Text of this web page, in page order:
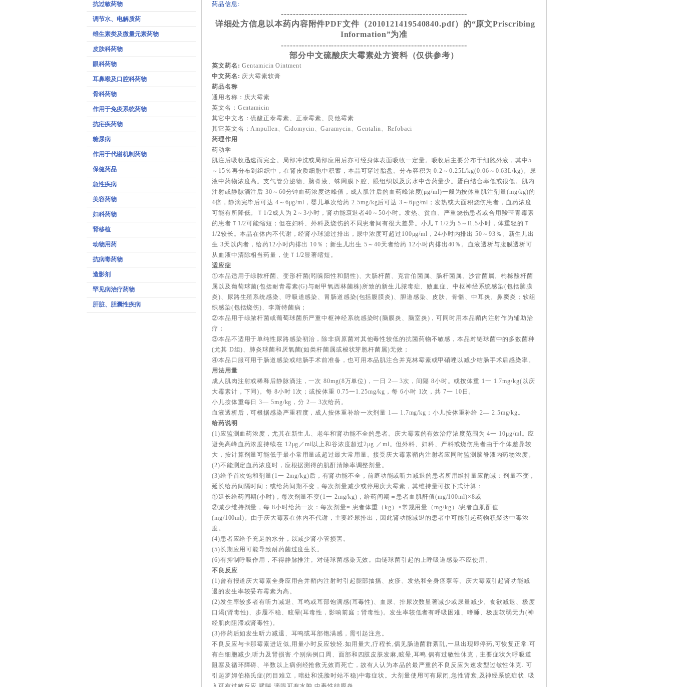
抗过敏药物
调节水、电解质药
维生素类及微量元素药物
皮肤科药物
眼科药物
耳鼻喉及口腔科药物
骨科药物
作用于免疫系统药物
抗疟疾药物
糖尿病
作用于代谢机制药物
保健药品
急性疾病
美容药物
妇科药物
肾移植
动物用药
抗病毒药物
造影剂
罕见病治疗药物
肝脏、胆囊性疾病
药品信息:
---------------------------------------------------------------
详细处方信息以本药内容附件PDF文件（2010121419540840.pdf）的“原文Priscribing
Information”为准
---------------------------------------------------------------
部分中文硫酸庆大霉素处方资料（仅供参考）
英文药名: Gentamicin Ointment
中文药名: 庆大霉素软膏
药品名称
通用名称：庆大霉素
英文名：Gentamicin
其它中文名：硫酸正泰霉素、正泰霉素、艮他霉素
其它英文名：Ampullen、Cidomycin、Garamycin、Gentalin、Refobaci
药理作用
药动学
肌注后吸收迅速而完全。局部冲洗或局部应用后亦可经身体表面吸收一定量。吸收后主要分布于细胞外液，其中5
～15％再分布到组织中，在肾皮质细胞中积蓄，本品可穿过胎盘。分布容积为 0.2～0.25L/kg(0.06～0.63L/kg)。尿
液中药物浓度高。支气管分泌物、脑脊液、蛛网膜下腔、眼组织以及房水中含药量少。蛋白结合率低或很低。肌内
注射或静脉滴注后 30～60分钟血药浓度达峰值，成人肌注后的血药峰浓度(μg/ml)一般为按体重肌注剂量(mg/kg)的
4倍，静滴完毕后可达 4～6μg/ml，婴儿单次给药 2.5mg/kg后可达 3～6μg/ml；发热或大面积烧伤患者，血药浓度
可能有所降低。Ｔ1/2成人为 2～3小时，肾功能衰退者40～50小时。发热、贫血、严重烧伤患者或合用羧苄青霉素
的患者Ｔ1/2可能缩短；但在妇科、外科及烧伤的不同患者间有很大差异。小儿Ｔ1/2为 5～l1.5小时，体重轻的Ｔ
1/2较长。本品在体内不代谢，经肾小球滤过排出，尿中浓度可超过100μg/ml，24小时内排出 50～93％。新生儿出
生 3天以内者，给药12小时内排出 10％；新生儿出生 5～40天者给药 12小时内排出40％。血液透析与腹膜透析可
从血液中清除相当药量，使Ｔ1/2显著缩短。
适应症
①本品适用于绿脓杆菌、变形杆菌(吲哚阳性和阴性)、大肠杆菌、克雷伯菌属、肠杆菌属、沙雷菌属、枸橼酸杆菌
属以及葡萄球菌(包括耐青霉素(G)与耐甲氧西林菌株)所致的新生儿脓毒症、败血症、中枢神经系统感染(包括脑膜
炎)、尿路生殖系统感染、呼吸道感染、胃肠道感染(包括腹膜炎)、胆道感染、皮肤、骨骼、中耳炎、鼻窦炎；软组
织感染(包括烧伤)、李斯特菌病；
②本品用于绿脓杆菌或葡萄球菌所严重中枢神经系统感染时(脑膜炎、脑室炎)，可同时用本品鞘内注射作为辅助治
疗；
③本品不适用于单纯性尿路感染初治，除非病原菌对其他毒性较低的抗菌药物不敏感，本品对链球菌中的多数菌种
(尤其 D组)、肺炎球菌和厌氧菌(如类杆菌属或梭状芽胞杆菌属)无效；
④本品口服可用于肠道感染或结肠手术前准备，也可用本品肌注合并克林霉素或甲硝唑以减少结肠手术后感染率。
用法用量
成人肌肉注射或稀释后静脉滴注，一次 80mg(8万单位)，一日 2— 3次，间隔 8小时。或按体重 1一 1.7mg/kg(以庆
大霉素计，下同)。每 8小时 1次；或按体重 0.75一1.25mg/kg，每 6小时 1次，共 7一 10日。
小儿按体重每日 3— 5mg/kg，分 2— 3次给药。
血液透析后，可根据感染严重程度，成人按体重补给一次剂量 1— 1.7mg/kg；小儿按体重补给 2— 2.5mg/kg。
给药说明
(1)应监测血药浓度，尤其在新生儿、老年和肾功能不全的患者。庆大霉素的有效治疗浓度范围为 4一 10μg/ml。应
避免高峰血药浓度持续在 12μg／ml以上和谷浓度超过2μg ／ml。但外科、妇科、产科或烧伤患者由于个体差异较
大，按计算剂量可能低于最小常用量或超过最大常用量。接受庆大霉素鞘内注射者应同时监测脑脊液内药物浓度。
(2)不能测定血药浓度时，应根据测得的肌酐清除率调整剂量。
(3)给予首次饱和剂量(1一 2mg/kg)后，有肾功能不全，前庭功能或听力减退的患者所用维持量应酌减：剂量不变，
延长给药间隔时间；或给药间期不变，每次剂量减少或停用庆大霉素，其维持量可按下式计算：
①延长给药间期(小时)，每次剂量不变(1一 2mg/kg)，给药间期＝患者血肌酐值(mg/100ml)×8或
②减少维持剂量，每 8小时给药一次：每次剂量= 患者体重（kg）×常规用量（mg/kg）/患者血肌酐值
(mg/100ml)。由于庆大霉素在体内不代谢，主要经尿排出，因此肾功能减退的患者中可能引起药物积聚达中毒浓
度。
(4)患者应给予充足的水分，以减少肾小管损害。
(5)长期应用可能导致耐药菌过度生长。
(6)有抑制呼吸作用，不得静脉推注。对链球菌感染无效。由链球菌引起的上呼吸道感染不应使用。
不良反应
(1)曾有报道庆大霉素全身应用合并鞘内注射时引起腿部抽搐、皮疹、发热和全身痉挛等。庆大霉素引起肾功能减
退的发生率较妥布霉素为高。
(2)发生率较多者有听力减退、耳鸣或耳部饱满感(耳毒性)、血尿、排尿次数显著减少或尿量减少、食欲减退、极度
口渴(肾毒性)、步履不稳、眩晕(耳毒性，影响前庭；肾毒性)。发生率较低者有呼吸困难、嗜睡、极度软弱无力(神
经肌肉阻滞或肾毒性)。
(3)停药后如发生听力减退、耳鸣或耳部饱满感，需引起注意。
不良反应与卡那霉素进近似,用量小时反应较轻.如用量大,疗程长,偶见肠道菌群紊乱,一旦出现即停药,可恢复正常.可
有白细胞减少,听力及肾损害.个别病例口周、面部和四肢皮肤发麻,眩晕,耳鸣.偶有过敏性休克，主要症状为呼吸道
阻塞及循环障碍、半数以上病例经抢救无效而死亡，故有人认为本品的最严重的不良反应为速发型过敏性休克. 可
引起罗姆伯格氏症(闭目难立，暗处和洗脸时站不稳)中毒症状。大剂量使用可有尿闭,急性肾衰,及神经系统症状. 吸